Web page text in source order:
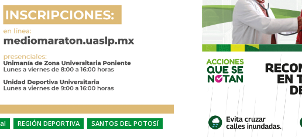
REGIÓN DEPORTIVA
SANTOS DEL POTOSÍ